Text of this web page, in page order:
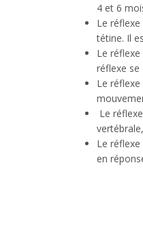
4 et 6
Le
tétine. Il
Le
réflexe
Le
Le
Le
en